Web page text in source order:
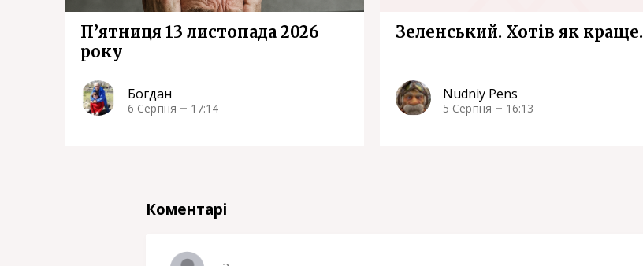
П’ятниця 13 листопада 2026
року
Богдан
6 Серпня 17:14
Зеленський. Хотів як краще.
Nudniy Pens
5 Серпня 16:13
Коментарі